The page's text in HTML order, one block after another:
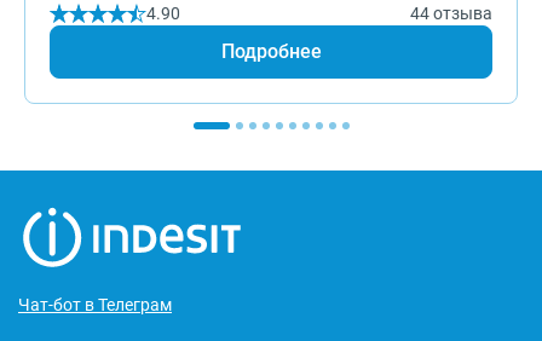
4.90 44 отзыва
Подробнее
Чат-бот в Телеграм